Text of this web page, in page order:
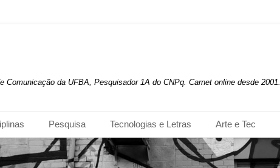
da UFBA, Pesquisador 1A do CNPq. Carnet online desde 2001.
Pesquisa Tecnologias e Letras Arte e Tec